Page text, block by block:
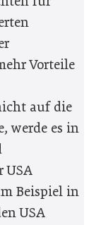
Vorteile
auf die
werde es in
USA
Beispiel in
USA